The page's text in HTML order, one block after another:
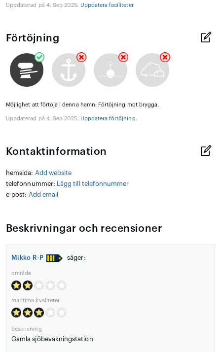
Uppdaterad på 4. Sep 2025. Uppdatera faciliteter.
Förtöjning
Möjlighet att förtöja i denna hamn: Förtöjning mot brygga.
Uppdaterad på 4. Sep 2025. Uppdatera förtöjning.
Kontaktinformation
hemsida: Add website
telefonnummer:
Lägg till telefonnummer
e-post: Add email
Beskrivningar och recensioner
Mikko R-P säger:
område
maritima kvaliteter
beskrivning
Gamla sjöbevakningstation